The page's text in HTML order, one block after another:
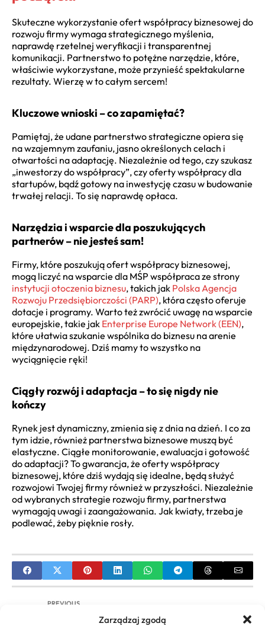
Zarządzaj zgodą
Skuteczne wykorzystanie ofert współpracy biznesowej do
rozwoju firmy wymaga strategicznego myślenia,
naprawdę rzetelnej weryfikacji i transparentnej
komunikacji. Partnerstwo to potężne narzędzie, które,
właściwie wykorzystane, może przynieść spektakularne
rezultaty. Wierzę w to całym sercem!
Kluczowe wnioski – co zapamiętać?
Pamiętaj, że udane partnerstwo strategiczne opiera się
na wzajemnym zaufaniu, jasno określonych celach i
otwartości na adaptację. Niezależnie od tego, czy szukasz
„inwestorzy do współpracy”, czy oferty współpracy dla
startupów, bądź gotowy na inwestycję czasu w budowanie
trwałej relacji. To się naprawdę opłaca.
Narzędzia i wsparcie dla poszukujących
partnerów – nie jesteś sam!
Firmy, które poszukują ofert współpracy biznesowej,
mogą liczyć na wsparcie dla MŚP współpraca ze strony
instytucji otoczenia biznesu, takich jak Polska Agencja
Rozwoju Przedsiębiorczości (PARP), która często oferuje
dotacje i programy. Warto też zwrócić uwagę na wsparcie
europejskie, takie jak Enterprise Europe Network (EEN),
które ułatwia szukanie wspólnika do biznesu na arenie
międzynarodowej. Dziś mamy to wszystko na
wyciągnięcie ręki!
Ciągły rozwój i adaptacja – to się nigdy nie
kończy
Rynek jest dynamiczny, zmienia się z dnia na dzień. I co za
tym idzie, również partnerstwa biznesowe muszą być
elastyczne. Ciągłe monitorowanie, ewaluacja i gotowość
do adaptacji? To gwarancja, że oferty współpracy
biznesowej, które dziś wydają się idealne, będą służyć
rozwojowi Twojej firmy również w przyszłości. Niezależnie
od wybranych strategie rozwoju firmy, partnerstwa
wymagają uwagi i zaangażowania. Jak kwiaty, trzeba je
podlewać, żeby pięknie rosły.
PREVIOUS
Play dla Biznesu Kontakt – Kompleksowy